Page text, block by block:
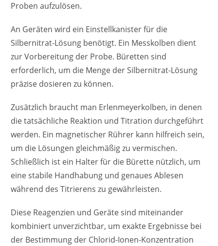
Proben aufzulösen.
An Geräten wird ein Einstellkanister für die
Silbernitrat-Lösung benötigt. Ein Messkolben dient
zur Vorbereitung der Probe. Büretten sind
erforderlich, um die Menge der Silbernitrat-Lösung
präzise dosieren zu können.
Zusätzlich braucht man Erlenmeyerkolben, in denen
die tatsächliche Reaktion und Titration durchgeführt
werden. Ein magnetischer Rührer kann hilfreich sein,
um die Lösungen gleichmäßig zu vermischen.
Schließlich ist ein Halter für die Bürette nützlich, um
eine stabile Handhabung und genaues Ablesen
während des Titrierens zu gewährleisten.
Diese Reagenzien und Geräte sind miteinander
kombiniert unverzichtbar, um exakte Ergebnisse bei
der Bestimmung der Chlorid-Ionen-Konzentration